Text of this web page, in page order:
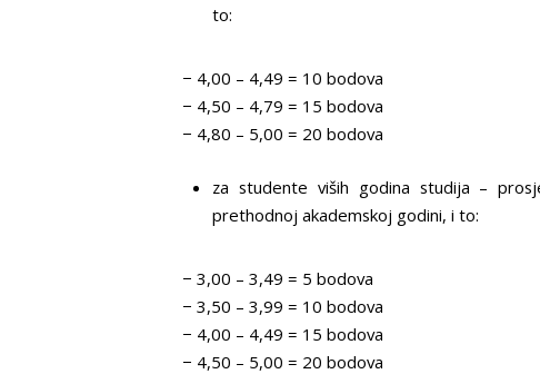
to:
− 4,00 – 4,49 = 10 bodova
− 4,50 – 4,79 = 15 bodova
− 4,80 – 5,00 = 20 bodova
za studente viših godina studija –
prethodnoj akademskoj godini, i to:
− 3,00 – 3,49 = 5 bodova
− 3,50 – 3,99 = 10 bodova
− 4,00 – 4,49 = 15 bodova
− 4,50 – 5,00 = 20 bodova